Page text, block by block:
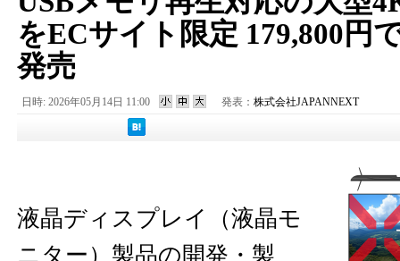
をECサイト限定 179,800円
発売
日時: 2026年05月14日 11:00 発表： 株式会社JAPANNEXT
液晶ディスプレイ（液晶モ
ニター）製品の開発・製